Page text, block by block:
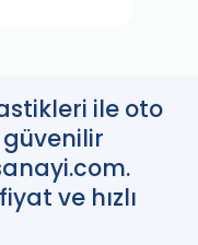
ile oto
ve hızlı